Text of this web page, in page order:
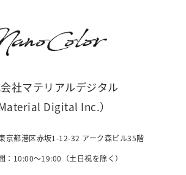
社マテリアルデジタル
Material Digital Inc.）
京都港区赤坂1-12-32 アーク森ビル35階
：10:00〜19:00（土日祝を除く）